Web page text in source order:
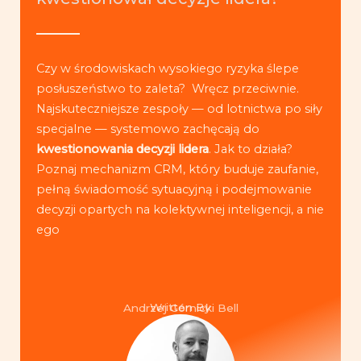
Czy w środowiskach wysokiego ryzyka ślepe
posłuszeństwo to zaleta? Wręcz przeciwnie.
Najskuteczniejsze zespoły — od lotnictwa po siły
specjalne — systemowo zachęcają do
kwestionowania decyzji lidera. Jak to działa?
Poznaj mechanizm CRM, który buduje zaufanie,
pełną świadomość sytuacyjną i podejmowanie
decyzji opartych na kolektywnej inteligencji, a nie
ego
Written By
Andrzej Górnicki Bell